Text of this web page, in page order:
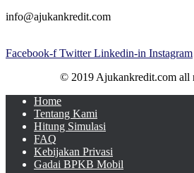
info@ajukankredit.com
Facebook-f Twitter Linkedin-in Instagram
© 2019 Ajukankredit.com all
Home
Tentang Kami
Hitung Simulasi
FAQ
Kebijakan Privasi
Gadai BPKB Mobil